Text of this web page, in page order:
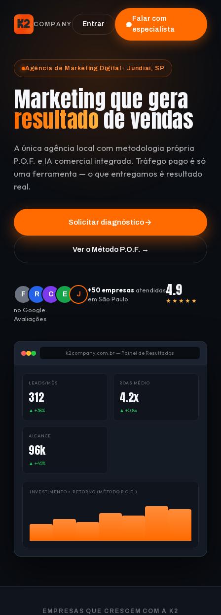
COMPANY Entrar
Falar com
especialista
Agência de Marketing Digital · Jundiaí, SP
Marketing que gera
resultadode vendas
A única agência local com metodologia própria
P.O.F. e IA comercial integrada. Tráfego pago é só
uma ferramenta — o que entregamos é resultado
real.
Solicitar diagnóstico
Ver o Método P.O.F. →
F R C E J
+50 empresas atendidas
em São Paulo
4.9
★★★★★
no Google
Avaliações
k2company.com.br — Painel de Resultados
LEADS/MÊS
312
▲ +38%
ROAS MÉDIO
4.2x
▲ +0.8x
ALCANCE
96k
▲ +45%
INVESTIMENTO × RETORNO (MÉTODO P.O.F.)
EMPRESAS QUE CRESCEM COM A K2